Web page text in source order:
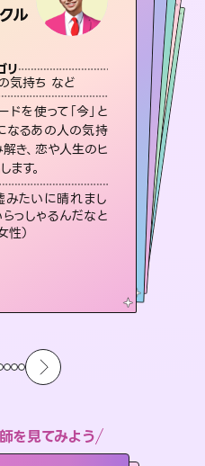
ル
リ
気持ち など
を使って「今」と
なるあの人の気持
き、恋や人生のヒ
ます。
たいに晴れまし
っしゃるんだなと
性）
テゴリ
い、二人の未来 など
て
の行方、同性愛や片
借金問題まで知りた
になっていることを
っと押して導きます。
ー
い切ってくれる所や濁
げで、毎回自分の気
す（30代 男性）
＊花
・リーディング
談カテゴリ
い、復縁 など
ついて
ターンもの選択肢があり
視えにくくなっているあな
来を見つけ、その未来を
うアドバイスします。
ビュー
質や人間関係、本心など
ていてびっくり。対策が
になれます（40代）
オーラ
チュアル・リーディング
相談カテゴリ
あの人の気持ち、復縁 など
について
占」で詳細まで占い、幸せへ向かう道筋を示します。厳しい結果にも具体的な対策をお伝えします。
レビュー
もしっかり聞いて鑑定して
した。気持ちが楽になりまし
性）
ピリチュアル・リーディング
意な相談カテゴリ
、あの人の気持ち、復縁 など
師について
お悩みの中でも特に「曖昧な関
相談を得意としており、友達以上
満なお相手との今後や本音を丁
解き恋愛成就へと導きます。
ーレビュー
いただいてアドバイス通りに行
仲が復活してきました。ありが
いました（40代 女性）
霊視・オーラ タロット
スピリチュアル・リーディング
得意な相談カテゴリ
い、二人の未来、年の差 など
い師について
開、復縁、成就などの報告実績
セラピストとして2万超の施術経
るからこそできる鑑定で、より良
をサポートします。
ーレビュー
温まる鑑定でした。しかもこち
言っていないのに視えていらっ
だなと驚きです（30代女性）
を見てみよう